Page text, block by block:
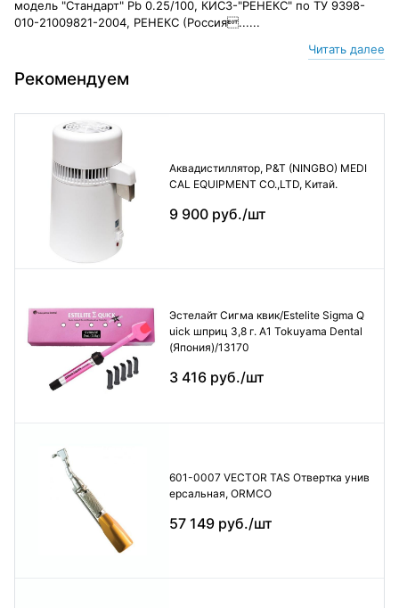
модель "Стандарт" Pb 0.25/100, КИСЗ-"РЕНЕКС" по ТУ 9398-
010-21009821-2004, РЕНЕКС (Россия......
Читать далее
Рекомендуем
Аквадистиллятор, P&T (NINGBO) MEDI
CAL EQUIPMENT CO.,LTD, Китай.
9 900 руб./шт
Эстелайт Сигма квик/Estelite Sigma Q
uick шприц 3,8 г. А1 Tokuyama Dental
(Япония)/13170
3 416 руб./шт
601-0007 VECTOR TAS Отвертка унив
ерсальная, ORMCO
57 149 руб./шт